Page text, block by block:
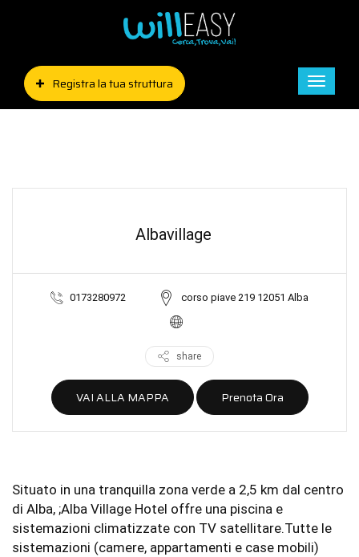
Registra la tua struttura
Toggle
Albavillage
0173280972 corso piave 219 12051 Alba
share
VAI ALLA MAPPA Prenota Ora
Situato in una tranquilla zona verde a 2,5 km dal centro
di Alba, ;Alba Village Hotel offre una piscina e
sistemazioni climatizzate con TV satellitare.Tutte le
sistemazioni (camere, appartamenti e case mobili)